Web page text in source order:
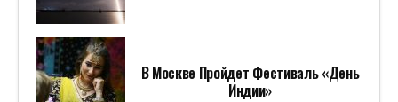
В Москве Пройдет Фестиваль «День
Индии»